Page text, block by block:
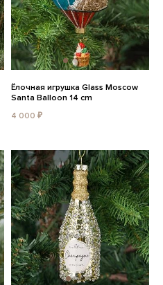
Ёлочная игрушка Glass Moscow
Santa Balloon 14 cm
4 000 ₽